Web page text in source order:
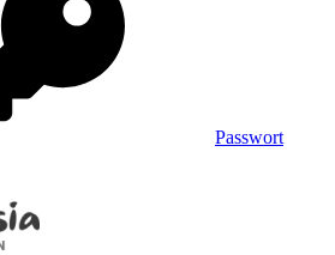
Passwort